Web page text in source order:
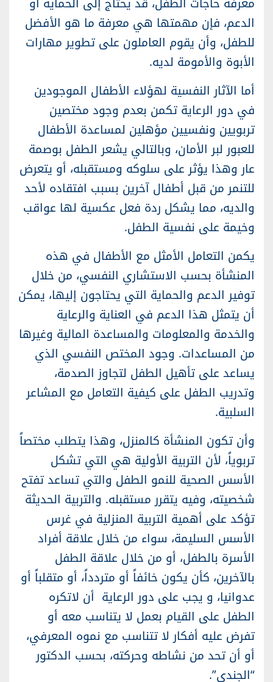
الدعم، فإن مهمتها هي معرفة ما هو الأفضل
للطفل، وأن يقوم العاملون على تطوير مهارات
الأبوة والأمومة لديه.
أما الآثار النفسية لهؤلاء الأطفال الموجودين
في دور الرعاية تكمن بعدم وجود مختصين
تربويين ونفسيين مؤهلين لمساعدة الأطفال
للعبور لبر الأمان، وبالتالي يشعر الطفل بوصمة
عار وهذا يؤثر على سلوكه ومستقبله، أو يتعرض
للتنمر من قبل أطفال آخرين بسبب افتقاده لأحد
والديه، مما يشكل ردة فعل عكسية لها عواقب
وخيمة على نفسية الطفل.
يكمن التعامل الأمثل مع الأطفال في هذه
المنشأة بحسب الاستشاري النفسي، من خلال
توفير الدعم والحماية التي يحتاجون إليها، يمكن
أن يتمثل هذا الدعم في العناية والرعاية
والخدمة والمعلومات والمساعدة المالية وغيرها
من المساعدات. وجود المختص النفسي الذي
يساعد على تأهيل الطفل لتجاوز الصدمة،
وتدريب الطفل على كيفية التعامل مع المشاعر
السلبية.
وأن تكون المنشأة كالمنزل، وهذا يتطلب مختصاً
تربوياً، لأن التربية الأولية هي التي تشكل
الأسس الصحية للنمو الطفل والتي تساعد تفتح
شخصيته، وفيه يتقرر مستقبله. والتربية الحديثة
تؤكد على أهمية التربية المنزلية في غرس
الأسس السليمة، سواء من خلال علاقة أفراد
الأسرة بالطفل، أو من خلال علاقة الطفل
بالآخرين، كأن يكون خائفاً أو متردداً، أو متقلباً أو
عدوانيا، و يجب على دور الرعاية أن لاتكره
الطفل على القيام بعمل لا يتناسب معه أو
تفرض عليه أفكار لا تتناسب مع نموه المعرفي،
أو أن تحد من نشاطه وحركته، بحسب الدكتور
“الجندي”.